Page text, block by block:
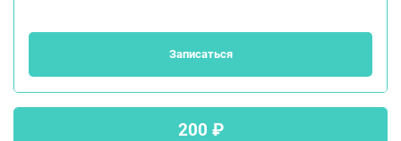
Записаться
200 ₽